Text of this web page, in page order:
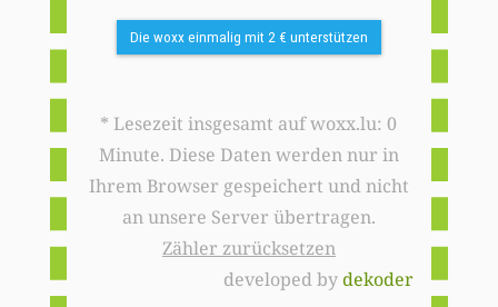
Die woxx einmalig mit 2 € unterstützen
* Lesezeit insgesamt auf woxx.lu: 0
Minute. Diese Daten werden nur in
Ihrem Browser gespeichert und nicht
an unsere Server übertragen.
Zähler zurücksetzen
developed bydekoder